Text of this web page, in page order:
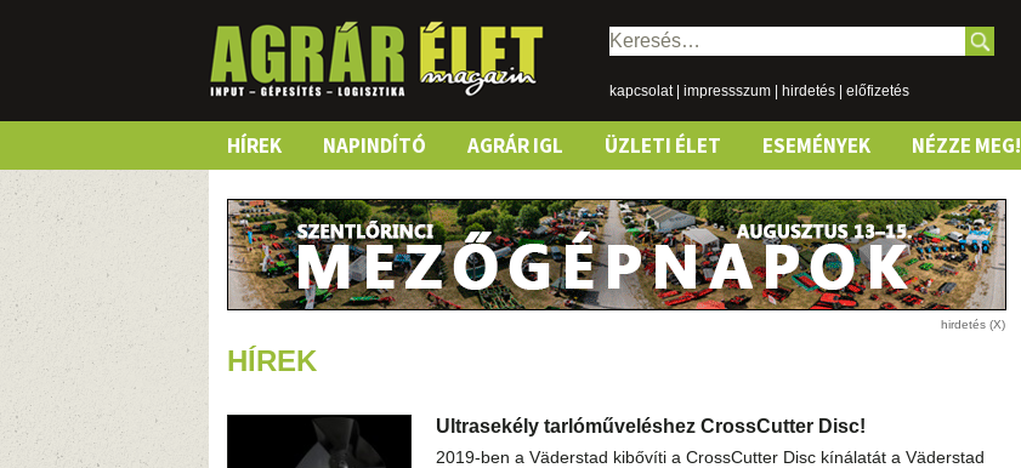
Keresés:
kapcsolat| impressszum hirdetés előfizetés
Skip
content
HÍREK NAPINDÍTÓ AGRÁR IGL ÜZLETI ÉLET ESEMÉNYEK NÉZZE MEG!
HÍREK
Ultrasekély tarlóműveléshez CrossCutter Disc!
2019-ben a Väderstad kibővíti a CrossCutter Disc kínálatát a Väderstad